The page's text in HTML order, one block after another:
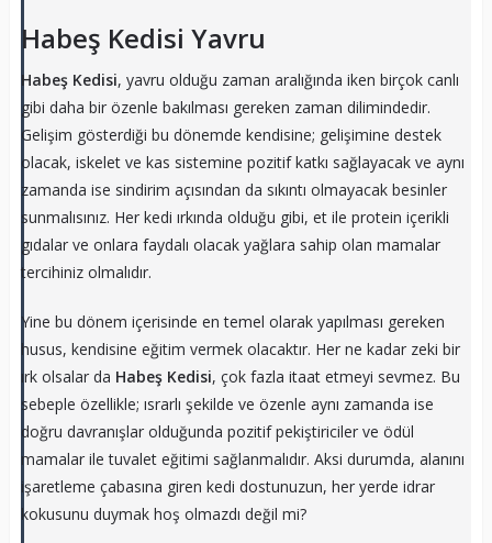
Habeş Kedisi Yavru
Habeş Kedisi, yavru olduğu zaman aralığında iken birçok canlı
gibi daha bir özenle bakılması gereken zaman dilimindedir.
Gelişim gösterdiği bu dönemde kendisine; gelişimine destek
olacak, iskelet ve kas sistemine pozitif katkı sağlayacak ve aynı
zamanda ise sindirim açısından da sıkıntı olmayacak besinler
sunmalısınız. Her kedi ırkında olduğu gibi, et ile protein içerikli
gıdalar ve onlara faydalı olacak yağlara sahip olan mamalar
tercihiniz olmalıdır.
Yine bu dönem içerisinde en temel olarak yapılması gereken
husus, kendisine eğitim vermek olacaktır. Her ne kadar zeki bir
ırk olsalar da Habeş Kedisi, çok fazla itaat etmeyi sevmez. Bu
sebeple özellikle; ısrarlı şekilde ve özenle aynı zamanda ise
doğru davranışlar olduğunda pozitif pekiştiriciler ve ödül
mamalar ile tuvalet eğitimi sağlanmalıdır. Aksi durumda, alanını
işaretleme çabasına giren kedi dostunuzun, her yerde idrar
kokusunu duymak hoş olmazdı değil mi?